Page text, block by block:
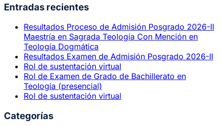
Entradas recientes
Resultados Proceso de Admisión Posgrado 2026-II
Maestría en Sagrada Teología Con Mención en
Teología Dogmática
Resultados Examen de Admisión Posgrado 2026-II
Rol de sustentación virtual
Rol de Examen de Grado de Bachillerato en
Teología (presencial)
Rol de sustentación virtual
Categorías